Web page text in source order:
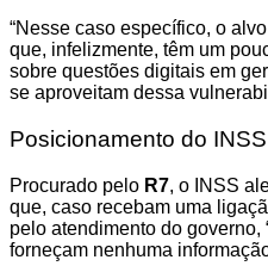
“Nesse caso específico, o
que, infelizmente, têm um
sobre questões digitais em
se aproveitam dessa
Posicionamento do INSS
Procurado pelo R7, o INSS
que, caso recebam uma
pelo atendimento do
forneçam nenhuma